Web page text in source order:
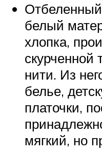
Отбеленный
белый
хлопка,
скурченной
нити. Из
белье,
платочки,
мягкий, но